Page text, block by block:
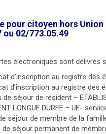
pour citoyen hors Union
ou 02/773.05.49
électroniques sont délivrés
d’inscription au registre des
d’inscription au registre des
de séjour de résident –
LONGUE DUREE – UE-
séjour de membre de la
séjour permanent de